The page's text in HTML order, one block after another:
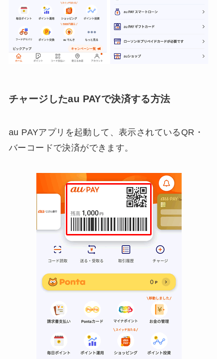
チャージしたau PAYで決済する方法
au PAYアプリを起動して、表示されているQR・
バーコードで決済ができます。